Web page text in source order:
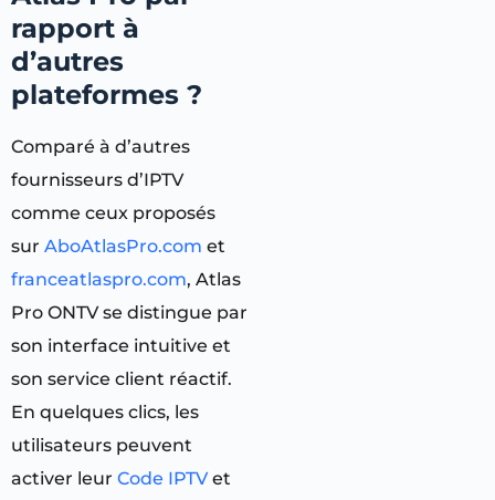
rapport à
d’autres
plateformes ?
Comparé à d’autres
fournisseurs d’IPTV
comme ceux proposés
sur AboAtlasPro.com et
franceatlaspro.com, Atlas
Pro ONTV se distingue par
son interface intuitive et
son service client réactif.
En quelques clics, les
utilisateurs peuvent
activer leur Code IPTVet